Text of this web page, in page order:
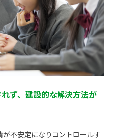
ず、建設的な解決方法が
が不安定になりコントロールす